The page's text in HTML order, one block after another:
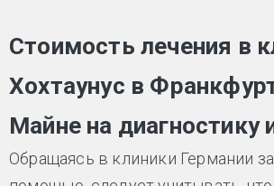
Стоимость лечения в
Хохтаунус в
Майне на диагностику
Обращаясь в клиники Германии